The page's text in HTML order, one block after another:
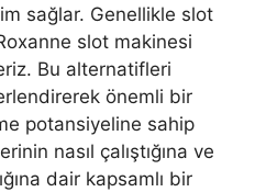
sağlar. Genellikle slot
slot makinesi
Bu alternatifleri
önemli bir
potansiyeline sahip
nasıl çalıştığına ve
dair kapsamlı bir